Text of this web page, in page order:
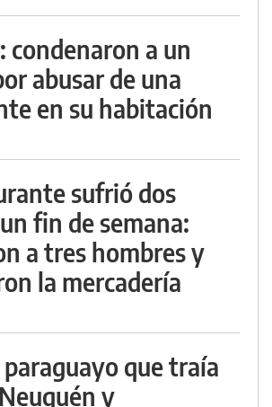
condenaron a un
abusar de una
en su habitación
sufrió dos
fin de semana:
a tres hombres y
la mercadería
que traía
y